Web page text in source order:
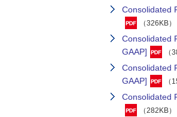
Consolidated
（326KB）
Consolidated
GAAP]
（
Consolidated
GAAP]
（
Consolidated
（282KB）